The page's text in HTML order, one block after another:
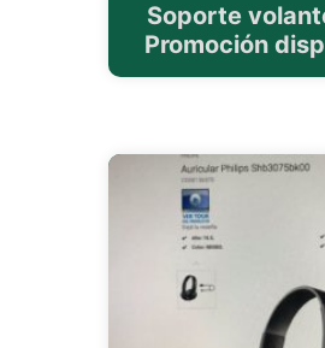
Soporte
Promoción